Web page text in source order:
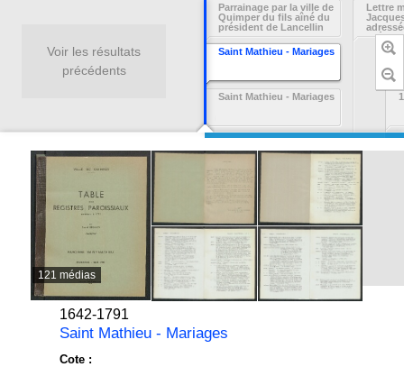
121 médias
1642-1791
Saint Mathieu - Mariages
Cote :
Saint Mathieu - Mariages
Biens communaux, eaux
(série DD)
Parrainage par la ville de
Quimper du fils aîné du
président de Lancellin
1642-1669 (Sépultures)
Saint Mathieu - Mariages
Lettre
de
de
Voir les résultats
précédents